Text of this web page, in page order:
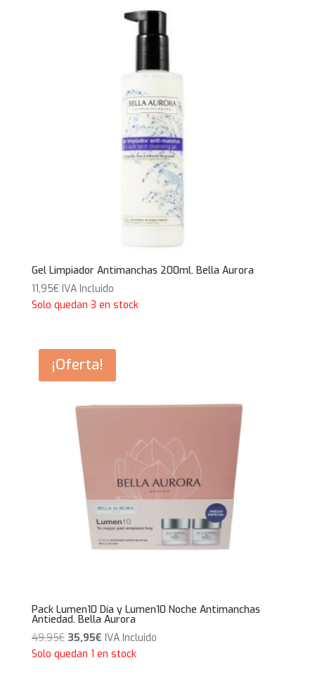
22,95€.
Gel Limpiador Antimanchas 200ml. Bella Aurora
11,95€ IVA Incluido
Solo quedan 3 en stock
¡Oferta!
Pack Lumen10 Día y Lumen10 Noche Antimanchas
Antiedad. Bella Aurora
49,95€ El
precio
35,95€El
precio
IVA Incluido
Solo quedan 1 en stock